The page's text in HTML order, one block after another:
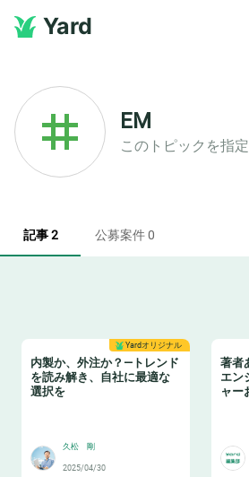
Yard
EM
このトピックを指
記事 2 公募案件 0
Yardオリジナル
内製か、外注か？—トレンド
を読み解き、自社に最適な
選択を
久松 剛
2025/04/30
著者
エン
ャー